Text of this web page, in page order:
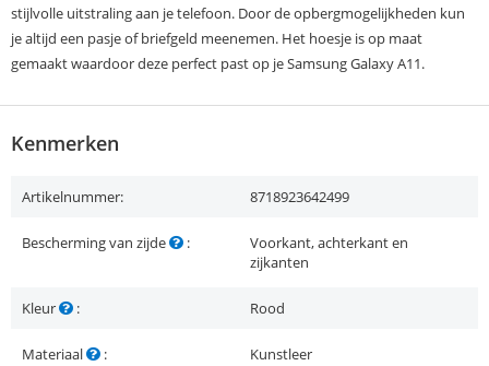
stijlvolle uitstraling aan je telefoon. Door de opbergmogelijkheden kun
je altijd een pasje of briefgeld meenemen. Het hoesje is op maat
gemaakt waardoor deze perfect past op je Samsung Galaxy A11.
Kenmerken
Artikelnummer: 8718923642499
Bescherming van zijde :
Voorkant, achterkant en
zijkanten
Kleur : Rood
Materiaal : Kunstleer